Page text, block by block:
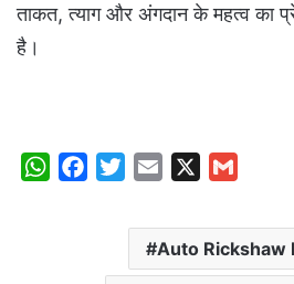
ताकत, त्याग और अंगदान के महत्व का
है।
W
i
a
i
a
i
Auto Rickshaw